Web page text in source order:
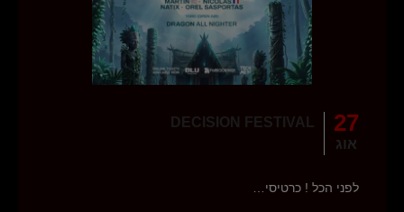
27
אוג
DECISION FESTIVAL
לפני הכל ! כרטיסי…